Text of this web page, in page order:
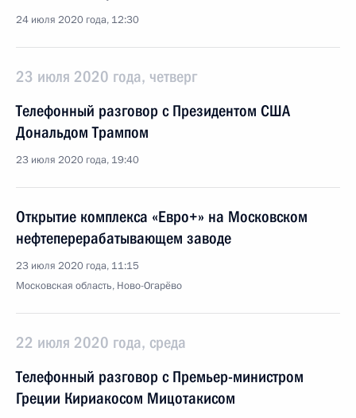
24 июля 2020 года, 12:30
23 июля 2020 года, четверг
Телефонный разговор с Президентом США
Дональдом Трампом
23 июля 2020 года, 19:40
Открытие комплекса «Евро+» на Московском
нефтеперерабатывающем заводе
23 июля 2020 года, 11:15
Московская область, Ново-Огарёво
22 июля 2020 года, среда
Телефонный разговор с Премьер-министром
Греции Кириакосом Мицотакисом